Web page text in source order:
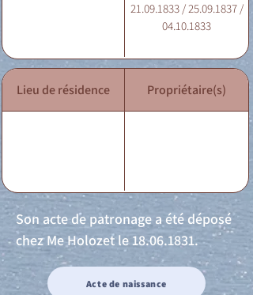
21.09.1833 / 25.09.1837 /
04.10.1833
Lieu de résidence Propriétaire(s)
Son acte de patronage a été déposé
chez Me Holozet le18.06.1831.
Acte de naissance